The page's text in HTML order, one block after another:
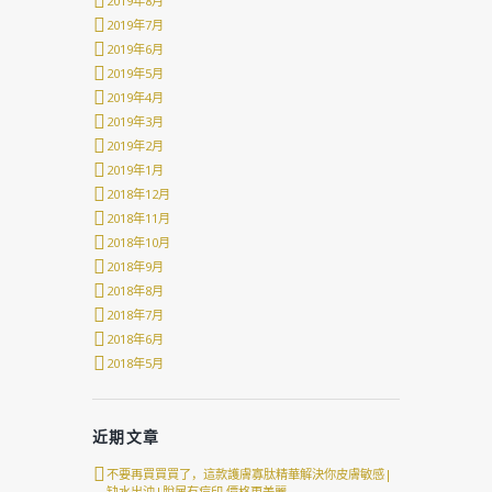
2019年7月
2019年6月
2019年5月
2019年4月
2019年3月
2019年2月
2019年1月
2018年12月
2018年11月
2018年10月
2018年9月
2018年8月
2018年7月
2018年6月
2018年5月
近期文章
不要再買買買了，這款護膚寡肽精華解決你皮膚敏感|